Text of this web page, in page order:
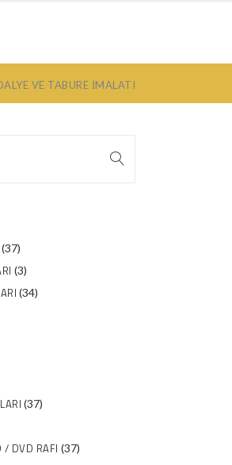
VE TABURE İMALATI
(37)
(3)
(34)
(37)
/ DVD RAFI (37)